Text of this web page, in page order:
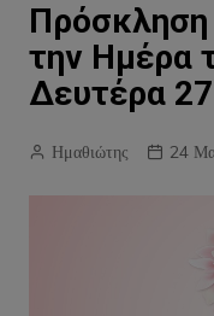
την Ημέρα
Δευτέρα
Ημαθιώτης 24